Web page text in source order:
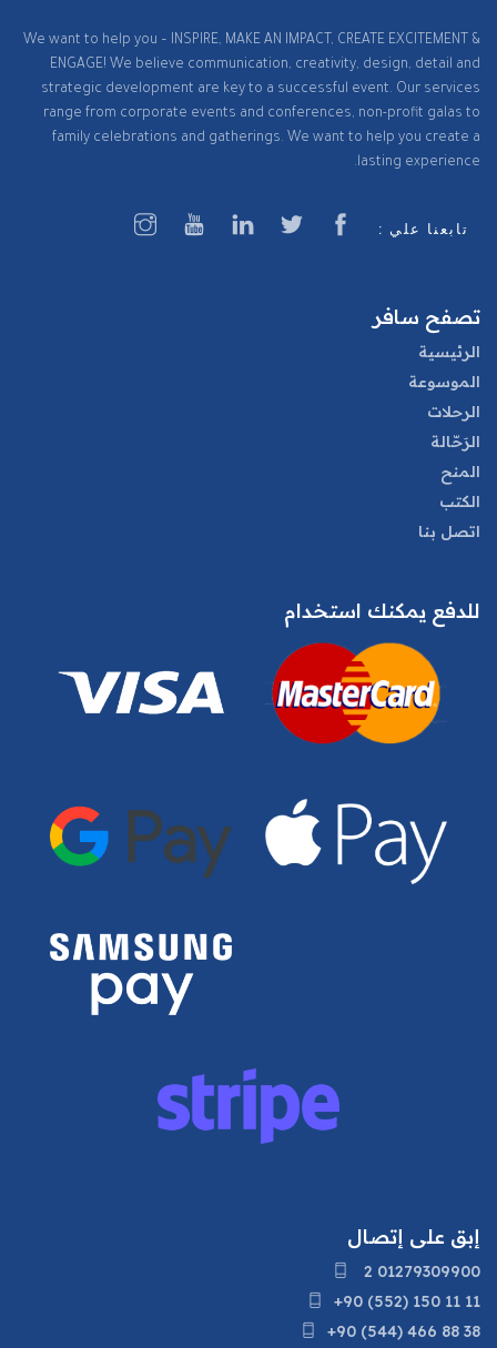
We want to help you – INSPIRE, MAKE AN IMPACT, CREATE EXCITEMENT &
ENGAGE! We believe communication, creativity, design, detail and
strategic development are key to a successful event. Our services
range from corporate events and conferences, non-profit galas to
family celebrations and gatherings. We want to help you create a
lasting experience.
تابعنا علي :
تصفح سافر
الرئيسية
الموسوعة
الرحلات
الرَحّالة
المنح
الكتب
اتصل بنا
للدفع يمكنك استخدام
إبق على إتصال
2 01279309900
+90 (552) 150 11 11
+90 (544) 466 88 38